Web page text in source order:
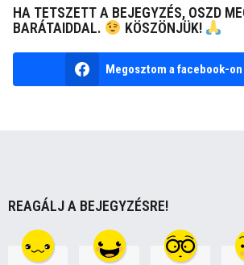
P
g
i
n
HA TETSZETT A BEJEGYZÉS, OSZD
BARÁTAIDDAL.
KÖSZÖNJÜK!
Megosztom a facebook-on
REAGÁLJ A BEJEGYZÉSRE!